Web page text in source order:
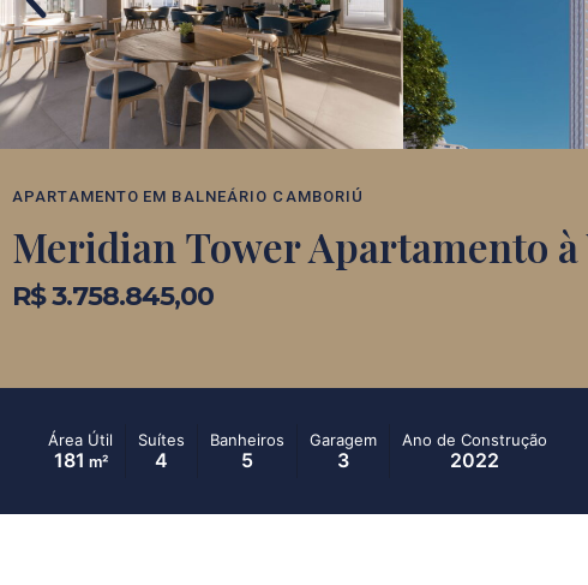
APARTAMENTO EM BALNEÁRIO CAMBORIÚ
Meridian Tower Apartamento à
R$ 3.758.845,00
Área Útil
181 m²
Suítes
4
Banheiros
5
Garagem
3
Ano de Construção
2022